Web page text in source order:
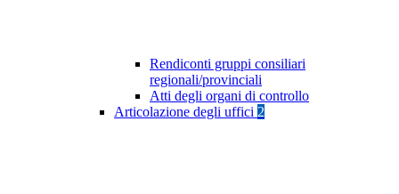
Rendiconti gruppi consiliari
regionali/provinciali
Atti degli organi di controllo
Articolazione degli uffici 2